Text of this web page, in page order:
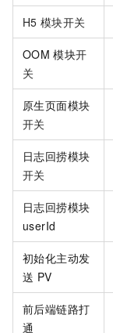
H5 模块开关
OOM 模块开
关
原生页面模块
开关
日志回捞模块
开关
日志回捞模块
userId
初始化主动发
送 PV
前后端链路打
通